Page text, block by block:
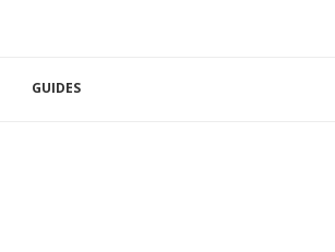
GUIDES